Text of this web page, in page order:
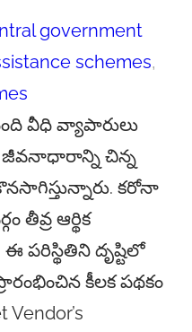
government
schemes
వీధి వ్యాపారులు
జీవనాధారాన్ని చిన్న
కరోనా
తీవ్ర ఆర్థిక
ఈ పరిస్థితిని దృష్టిలో
ప్రారంభించిన కీలక పథకం
Vendor’s